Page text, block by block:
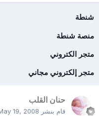
شنطة
منصة شنطة
متجر الكتروني
متجر إلكتروني مجاني
حنان القلب
قام بنشر May 19, 2008